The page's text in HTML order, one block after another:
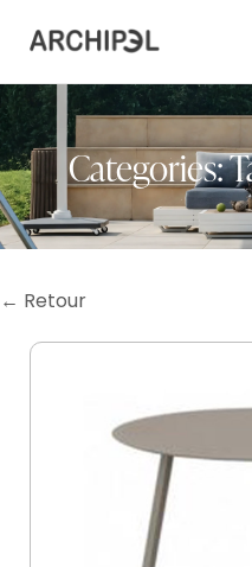
Categories:
← Retour